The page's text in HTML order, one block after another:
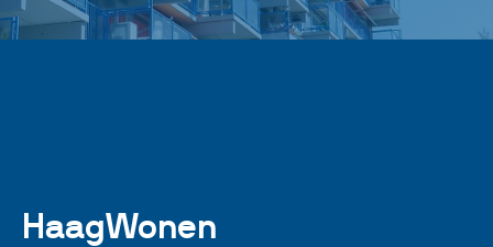
Werken bij
HaagWonen